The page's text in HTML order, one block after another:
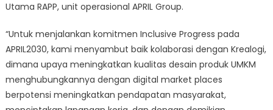
Utama RAPP, unit operasional APRIL Group.
“Untuk menjalankan komitmen Inclusive Progress pada
APRIL2030, kami menyambut baik kolaborasi dengan Krealogi,
dimana upaya meningkatkan kualitas desain produk UMKM
menghubungkannya dengan digital market places
berpotensi meningkatkan pendapatan masyarakat,